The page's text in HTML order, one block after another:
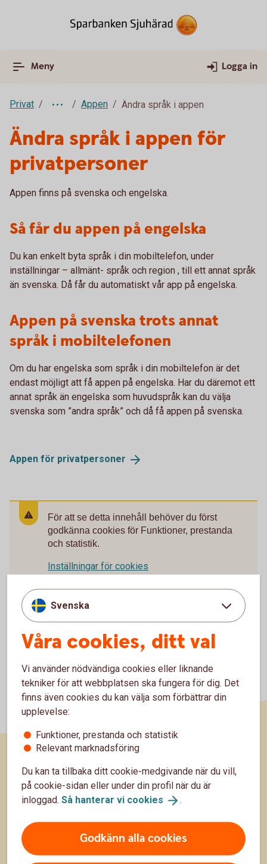
Meny Logga in
Privat Appen Ändra språk i appen
Ändra språk i appen för
privatpersoner
Appen finns på svenska och engelska.
Så får du appen på engelska
Du kan enkelt byta språk i din mobiltelefon, under
inställningar – allmänt- språk och region , till ett annat språk
än svenska. Då får du automatiskt vår app på engelska.
Appen på svenska trots annat
språk i mobiltelefonen
Om du har engelska som språk i din mobiltelefon är det
endast möjligt att få appen på engelska. Har du däremot ett
annat språk än engelska som huvudspråk kan du välja
svenska som ”andra språk” och då få appen på svenska.
Appen för privatpersoner
För att se detta innehåll behöver du först
godkänna cookies för Funktioner, prestanda
och statistik.
Inställningar för cookies
Svenska
Våra cookies, ditt val
Vi använder nödvändiga cookies eller liknande
tekniker för att webbplatsen ska fungera för dig. Det
finns även cookies du kan välja som förbättrar din
upplevelse:
Funktioner, prestanda och statistik
Relevant marknadsföring
Du kan ta tillbaka ditt cookie-medgivande när du vill,
på cookie-sidan eller under din profil när du är
inloggad. Så hanterar vi cookies .
Godkänn alla cookies
Sidfot
Räkna
Räkna på ränta på ränta
Räkna på månadssparande
Bolånekalkyl